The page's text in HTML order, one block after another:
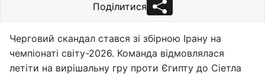
Поділитися
Черговий скандал стався зі збірною Ірану на
чемпіонаті світу-2026. Команда відмовлялася
летіти на вирішальну гру проти Єгипту до Сіетла